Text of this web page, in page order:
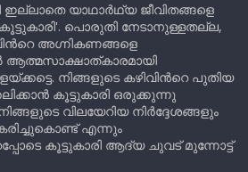
ഇല്ലാതെ യാഥാർഥ്യ ജീവിതങ്ങളെ
'കൂട്ടുകാരി'. പൊരുതി നേടാനുള്ളതല്ല,
അഗ്നികണങ്ങളെ
ആത്മസാക്ഷാത്കാരമായി
നിങ്ങളുടെ കഴിവിന്‍റെ പുതിയ
കൂട്ടുകാരി ഒരുക്കുന്നു
വിലയേറിയ നിർദ്ദേശങ്ങളും
എന്നും
കൂട്ടുകാരി ആദ്യ ചുവട് മുന്നോട്ട്